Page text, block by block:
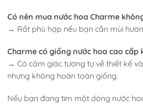
Có nên mua nước hoa Charme
→ Rất phù hợp nếu bạn cần mùi
Charme có giống nước hoa cao cấp
→ Có cảm giác tương tự về thiết kế
nhưng không hoàn toàn giống.
Nếu bạn đang tìm một dòng nước